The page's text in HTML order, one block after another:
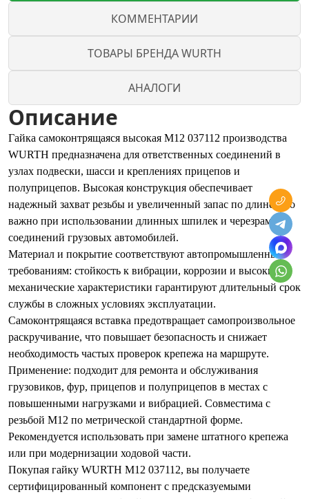
КОММЕНТАРИИ
ТОВАРЫ БРЕНДА WURTH
АНАЛОГИ
Описание
Гайка самоконтрящаяся высокая М12 037112 производства
WURTH предназначена для ответственных соединений в
узлах подвески, шасси и креплениях прицепов и
полуприцепов. Высокая конструкция обеспечивает
надежный захват резьбы и увеличенный запас по длине, что
важно при использовании длинных шпилек и черезрамных
соединений грузовых автомобилей.
Материал и покрытие соответствуют автопромышленным
требованиям: стойкость к вибрации, коррозии и высокие
механические характеристики гарантируют длительный срок
службы в сложных условиях эксплуатации.
Самоконтрящаяся вставка предотвращает самопроизвольное
раскручивание, что повышает безопасность и снижает
необходимость частых проверок крепежа на маршруте.
Применение: подходит для ремонта и обслуживания
грузовиков, фур, прицепов и полуприцепов в местах с
повышенными нагрузками и вибрацией. Совместима с
резьбой М12 по метрической стандартной форме.
Рекомендуется использовать при замене штатного крепежа
или при модернизации ходовой части.
Покупая гайку WURTH М12 037112, вы получаете
сертифицированный компонент с предсказуемыми